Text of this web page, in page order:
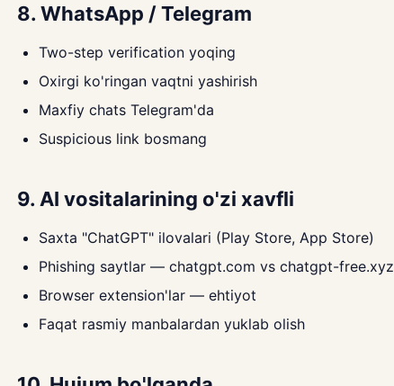
8. WhatsApp / Telegram
Two-step verification yoqing
Oxirgi ko'ringan vaqtni yashirish
Maxfiy chats Telegram'da
Suspicious link bosmang
9. AI vositalarining o'zi xavfli
Saxta "ChatGPT" ilovalari (Play Store, App Store)
Phishing saytlar — chatgpt.com vs chatgpt-free.xyz
Browser extension'lar — ehtiyot
Faqat rasmiy manbalardan yuklab olish